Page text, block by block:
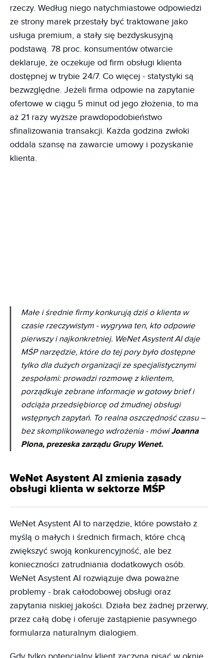
rzeczy. Według niego natychmiastowe odpowiedzi
ze strony marek przestały być traktowane jako
usługa premium, a stały się bezdyskusyjną
podstawą. 78 proc. konsumentów otwarcie
deklaruje, że oczekuje od firm obsługi klienta
dostępnej w trybie 24/7. Co więcej - statystyki są
bezwzględne. Jeżeli firma odpowie na zapytanie
ofertowe w ciągu 5 minut od jego złożenia, to ma
aż 21 razy wyższe prawdopodobieństwo
sfinalizowania transakcji. Każda godzina zwłoki
oddala szansę na zawarcie umowy i pozyskanie
klienta.
Małe i średnie firmy konkurują dziś o klienta w
czasie rzeczywistym - wygrywa ten, kto odpowie
pierwszy i najkonkretniej. WeNet Asystent AI daje
MŚP narzędzie, które do tej pory było dostępne
tylko dla dużych organizacji ze specjalistycznymi
zespołami: prowadzi rozmowę z klientem,
porządkuje zebrane informacje w gotowy brief i
odciąża przedsiębiorcę od żmudnej obsługi
wstępnych zapytań. To realna oszczędność czasu –
bez skomplikowanego wdrożenia- mówiJoanna
Plona, prezeska zarządu Grupy Wenet.
WeNet Asystent AI zmienia zasady
obsługi klienta w sektorze MŚP
WeNet Asystent AI to narzędzie, które powstało z
myślą o małych i średnich firmach, które chcą
zwiększyć swoją konkurencyjność, ale bez
konieczności zatrudniania dodatkowych osób.
WeNet Asystent AI rozwiązuje dwa poważne
problemy - brak całodobowej obsługi oraz
zapytania niskiej jakości. Działa bez żadnej przerwy,
przez całą dobę i oferuje zastąpienie pasywnego
formularza naturalnym dialogiem.